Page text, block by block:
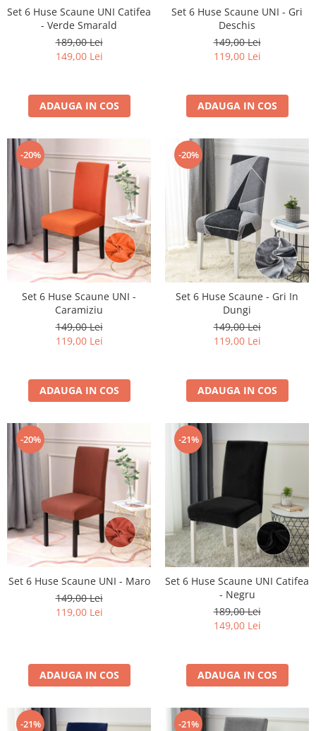
Cearceaf cu elastic 4 piese
Cearceaf normal 6 piese
Lenjerii Catifea
Lenjerii Pufoase Fluffy/ Rabbit
Bumbac 100% Poplin Hobby
Bumbac 100%
Lenjerii Satin Premium
Lenjerii Jacquard
Lenjerii Matase
Lenjerii Creponate
Lenjerii pentru PASTE
Set Lenjerie + Draperii Pat Dublu
Huse De Pat Tricotate 160x200cm
Huse De Pat Tricotate 180x200cm
Huse Impermeabile
Set 6 Huse Scaune UNI Catifea
- Verde Smarald
189,00 Lei
149,00 Lei
ADAUGA IN COS
Set 6 Huse Scaune UNI - Gri
Deschis
149,00 Lei
119,00 Lei
ADAUGA IN COS
-20%
Set 6 Huse Scaune UNI -
Caramiziu
149,00 Lei
119,00 Lei
ADAUGA IN COS
-20%
Set 6 Huse Scaune - Gri In
Dungi
149,00 Lei
119,00 Lei
ADAUGA IN COS
-20%
Set 6 Huse Scaune UNI - Maro
149,00 Lei
119,00 Lei
ADAUGA IN COS
-21%
Set 6 Huse Scaune UNI Catifea
- Negru
189,00 Lei
149,00 Lei
ADAUGA IN COS
-21% -21%